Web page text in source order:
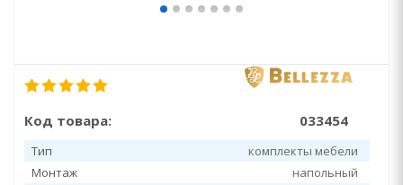
Код товара: 033454
Тип
комплекты мебели
Монтаж
напольный